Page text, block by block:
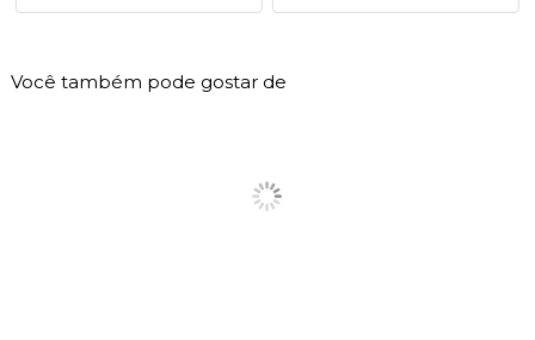
Você também pode gostar de